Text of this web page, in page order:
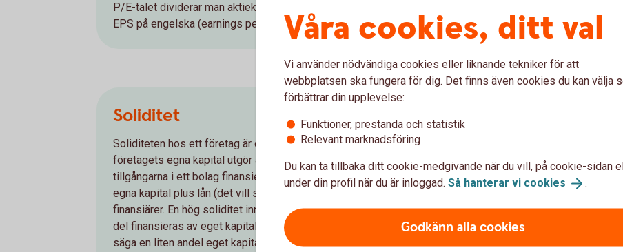
P/E-talet dividerar man aktiekursen med vinst per aktie (VPA) eller
EPS på engelska (earnings per share).
marknadsvärde ligger
balansräkningen.
Soliditet
Soliditeten hos ett företag är den procentuella andel som
företagets egna kapital utgör av summan av alla tillgångar. De totala
tillgångarna i ett bolag finansieras till 100 procent av aktieägarnas
egna kapital plus lån (det vill säga skulder) från banker eller andra
finansiärer. En hög soliditet innebär att bolaget kapital till en större
del finansieras av eget kapital än av lån. En låg soliditet, det vill
säga en liten andel eget kapital kontra lån, innebär en större risk för
Nyckeltalet Kurs/EK
kapitalet per aktie. En hög
att bolaget har en hög
en hög vinst i relation till
motsvarigheten till kurs/
value.
Våra cookies, ditt val
Vi använder nödvändiga cookies eller liknande tekniker för att
webbplatsen ska fungera för dig. Det finns även cookies du kan välja
förbättrar din upplevelse:
Funktioner, prestanda och statistik
Relevant marknadsföring
Du kan ta tillbaka ditt cookie-medgivande när du vill, på cookie-sidan
under din profil när du är inloggad. Så hanterar vi cookies .
Godkänn alla cookies